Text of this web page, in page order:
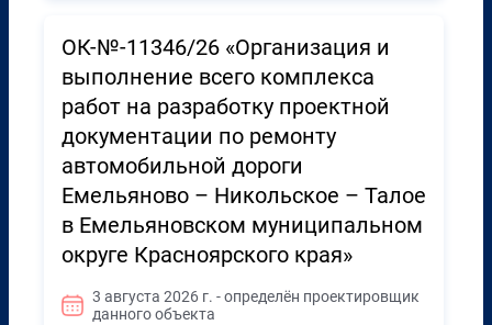
ОК-№-11346/26 «Организация и
выполнение всего комплекса
работ на разработку проектной
документации по ремонту
автомобильной дороги
Емельяново – Никольское – Талое
в Емельяновском муниципальном
округе Красноярского края»
3 августа 2026 г. - определён проектировщик
данного объекта